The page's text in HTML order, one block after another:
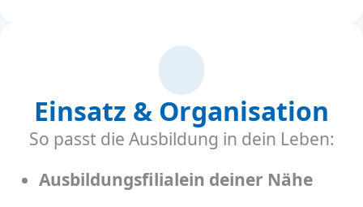
Einsatz & Organisation
So passt die Ausbildung in dein Leben:
Ausbildungsfilialein deiner Nähe